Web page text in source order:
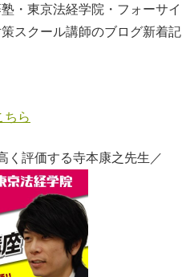
・東京法経学院・フォーサイ
スクール講師のブログ新着記
ちら
く評価する寺本康之先生／